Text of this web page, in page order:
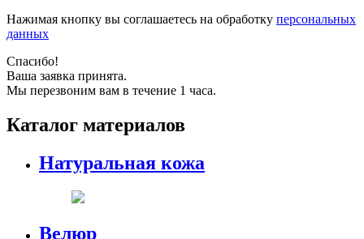
Нажимая кнопку вы соглашаетесь на обработку персональных
данных
Спасибо!
Ваша заявка принята.
Мы перезвоним вам в течение 1 часа.
Каталог материалов
Натуральная кожа
Велюр